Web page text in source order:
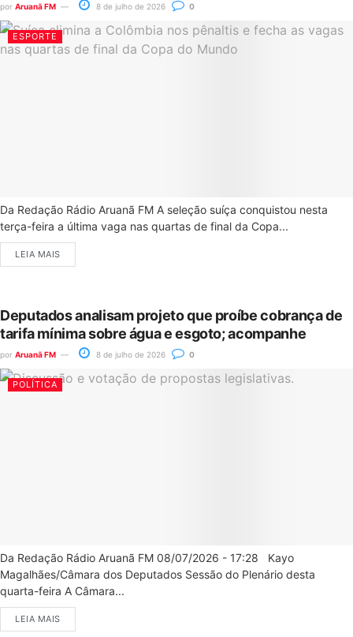
por Aruanã FM 8 de julho de 2026 0
ESPORTE
Da Redação Rádio Aruanã FM A seleção suíça conquistou nesta
terça-feira a última vaga nas quartas de final da Copa...
LEIA MAIS
Deputados analisam projeto que proíbe cobrança de
tarifa mínima sobre água e esgoto; acompanhe
por Aruanã FM 8 de julho de 2026 0
POLÍTICA
Da Redação Rádio Aruanã FM 08/07/2026 - 17:28 Kayo
Magalhães/Câmara dos Deputados Sessão do Plenário desta
quarta-feira A Câmara...
LEIA MAIS